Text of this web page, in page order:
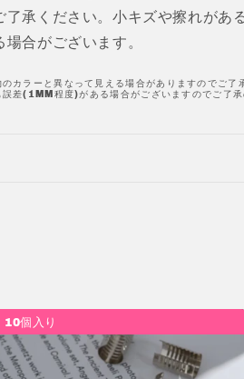
承ください。小キズや擦れがあ
合がございます。
カラーと異なって見える場合がありますのでご了
差(1MM程度)がある場合がございますのでご了承
10個入り